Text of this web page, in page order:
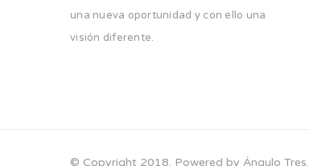
una nueva oportunidad y con ello una
visión diferente.
© Copyright 2018. Powered by Ángulo Tres.